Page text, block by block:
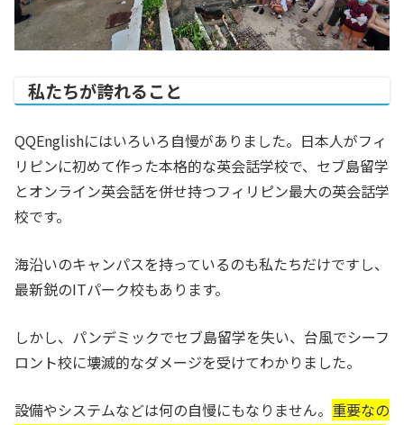
私たちが誇れること
QQEnglishにはいろいろ自慢がありました。日本人がフィ
リピンに初めて作った本格的な英会話学校で、セブ島留学
とオンライン英会話を併せ持つフィリピン最大の英会話学
校です。
海沿いのキャンパスを持っているのも私たちだけですし、
最新鋭のITパーク校もあります。
しかし、パンデミックでセブ島留学を失い、台風でシーフ
ロント校に壊滅的なダメージを受けてわかりました。
設備やシステムなどは何の自慢にもなりません。 重要なの